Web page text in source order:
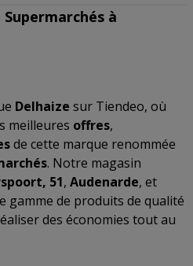
à
Delhaize sur Tiendeo, où
meilleures offres,
de cette marque renommée
. Notre magasin
51, Audenarde, et
gamme de produits de qualité
des économies tout au